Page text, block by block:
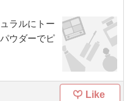
ラルにトー
ウダーでピ
Like